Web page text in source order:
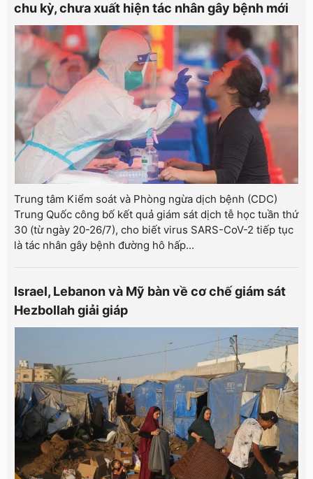
chu kỳ, chưa xuất hiện tác nhân gây bệnh mới
Trung tâm Kiểm soát và Phòng ngừa dịch bệnh (CDC)
Trung Quốc công bố kết quả giám sát dịch tễ học tuần thứ
30 (từ ngày 20-26/7), cho biết virus SARS-CoV-2 tiếp tục
là tác nhân gây bệnh đường hô hấp...
Israel, Lebanon và Mỹ bàn về cơ chế giám sát
Hezbollah giải giáp